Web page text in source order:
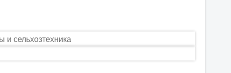
и сельхозтехника